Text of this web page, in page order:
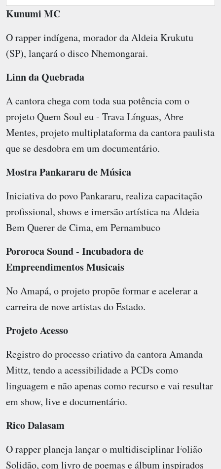
Kunumi MC
O rapper indígena, morador da Aldeia Krukutu
(SP), lançará o disco Nhemongarai.
Linn da Quebrada
A cantora chega com toda sua potência com o
projeto Quem Soul eu - Trava Línguas, Abre
Mentes, projeto multiplataforma da cantora paulista
que se desdobra em um documentário.
Mostra Pankararu de Música
Iniciativa do povo Pankararu, realiza capacitação
profissional, shows e imersão artística na Aldeia
Bem Querer de Cima, em Pernambuco
Pororoca Sound - Incubadora de
Empreendimentos Musicais
No Amapá, o projeto propõe formar e acelerar a
carreira de nove artistas do Estado.
Projeto Acesso
Registro do processo criativo da cantora Amanda
Mittz, tendo a acessibilidade a PCDs como
linguagem e não apenas como recurso e vai resultar
em show, live e documentário.
Rico Dalasam
O rapper planeja lançar o multidisciplinar Folião
Solidão, com livro de poemas e álbum inspirados